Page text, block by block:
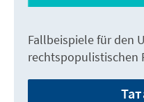
Fallbeispiele für den
rechtspopulistischen